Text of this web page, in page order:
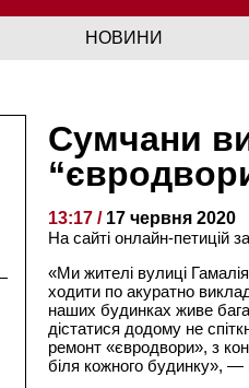
НОВИНИ
Сумчани
13:17 / 17 червня 2020
На сайті онлайн-петицій
«Ми жителі вулиці
ходити по акуратно
наших будинках живе
дістатися додому не
ремонт «євродвори», з
біля кожного будинку», —